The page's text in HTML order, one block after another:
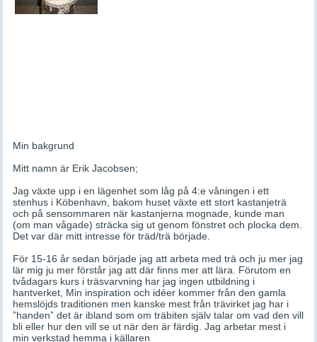
Min bakgrund
Mitt namn är Erik Jacobsen;
Jag växte upp i en lägenhet som låg på 4:e våningen i ett
stenhus i Köbenhavn, bakom huset växte ett stort kastanjeträ
och på sensommaren när kastanjerna mognade, kunde man
(om man vågade) sträcka sig ut genom fönstret och plocka dem.
Det var där mitt intresse för träd/trä började.
För 15-16 år sedan började jag att arbeta med trä och ju mer jag
lär mig ju mer förstår jag att där finns mer att lära. Förutom en
tvådagars kurs i träsvarvning har jag ingen utbildning i
hantverket, Min inspiration och idéer kommer från den gamla
hemslöjds traditionen men kanske mest från trävirket jag har i
”handen” det är ibland som om träbiten själv talar om vad den vill
bli eller hur den vill se ut när den är färdig. Jag arbetar mest i
min verkstad hemma i källaren